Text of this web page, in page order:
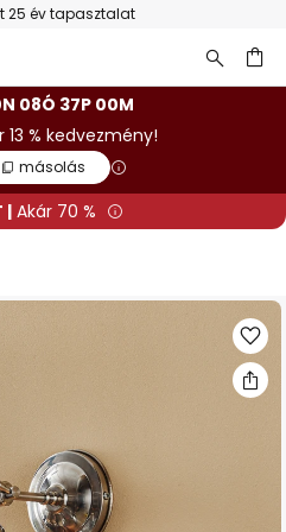
tapasztalat
08Ó 37P 00M
13 % kedvezmény!
másolás
| Akár 70 %